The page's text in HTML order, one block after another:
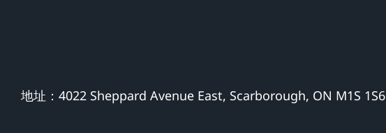
地址：4022 Sheppard Avenue East, Scarborough, ON M1S 1S6